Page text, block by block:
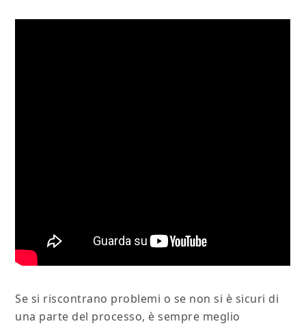
Se si riscontrano problemi o se non si è sicuri di
una parte del processo, è sempre meglio